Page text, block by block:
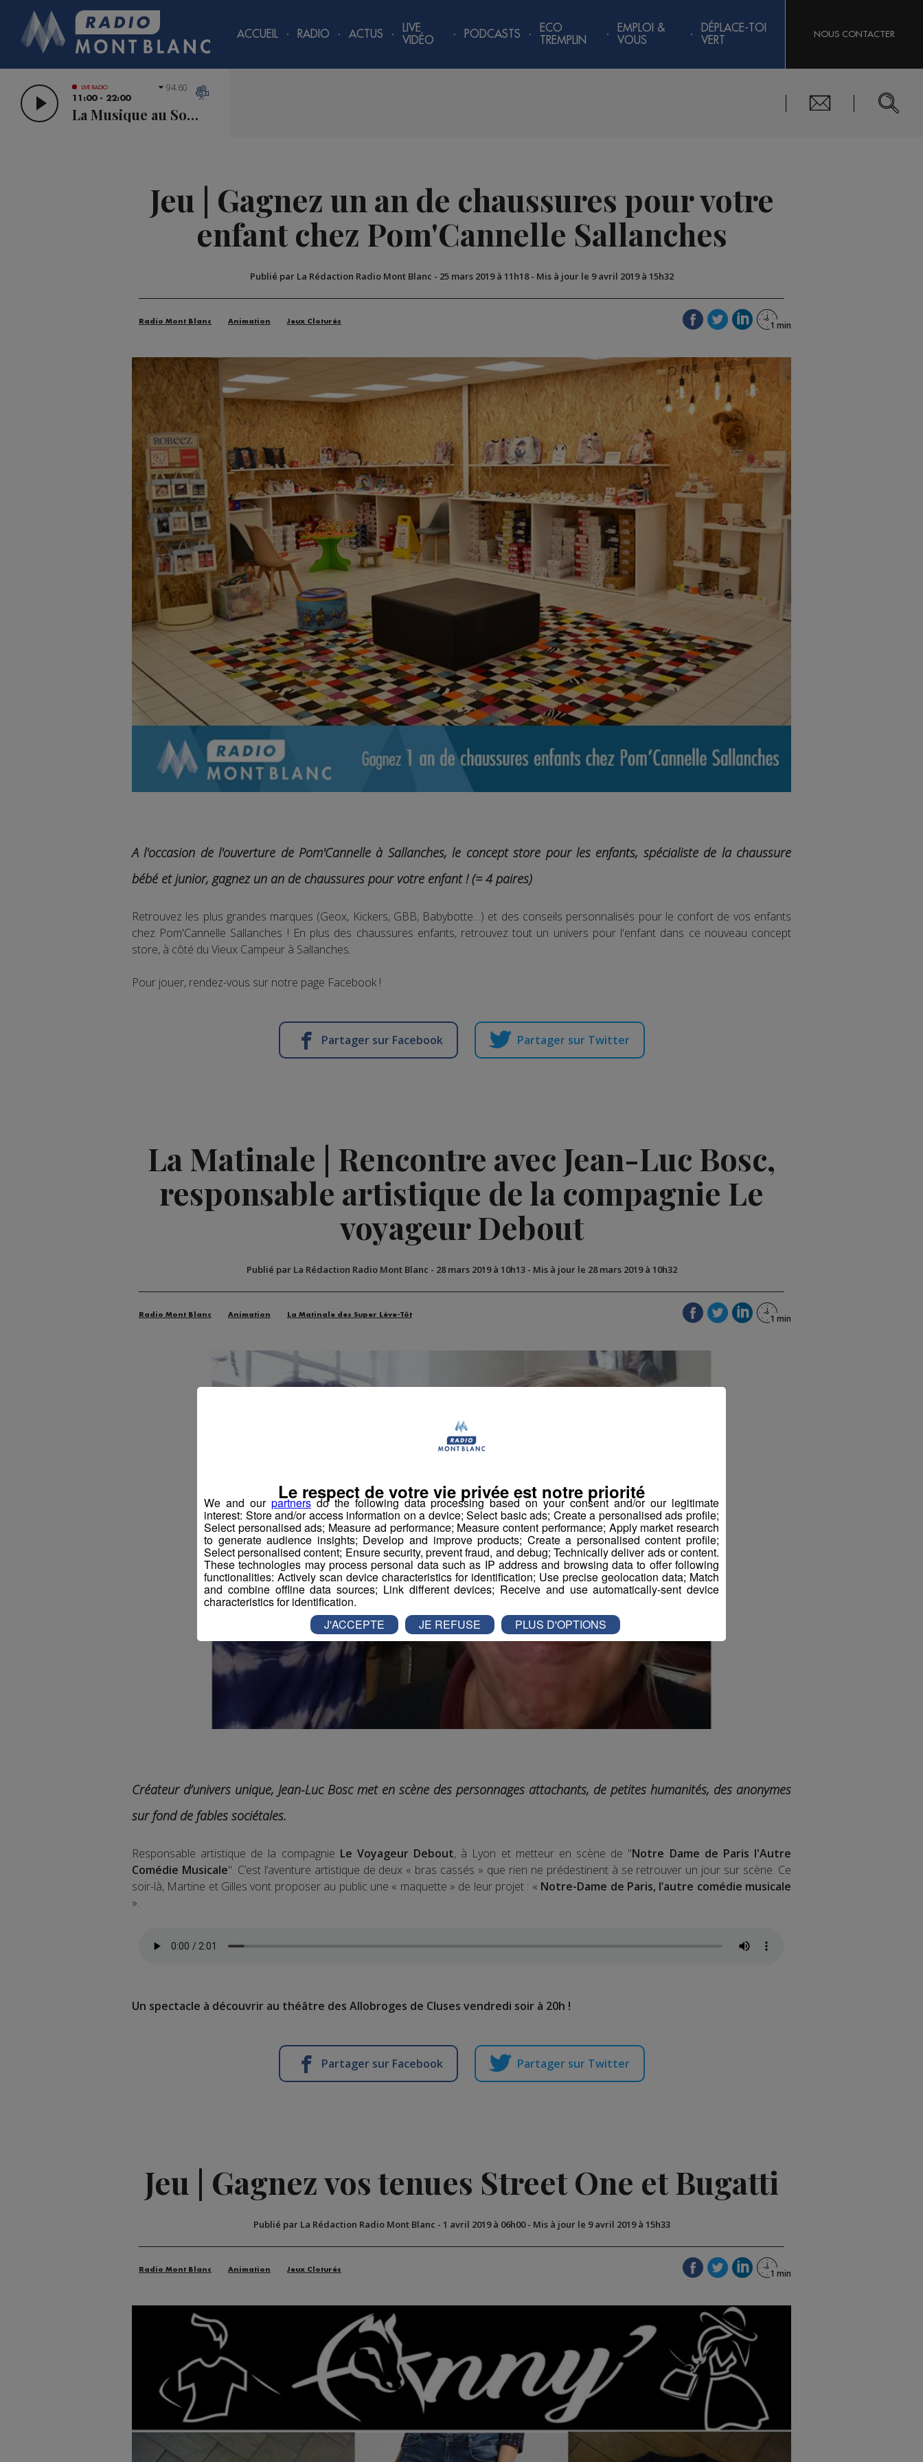
ACCUEIL RADIO ACTUS
LIVE
VIDÉO
PODCASTS
ECO
TREMPLIN
EMPLOI &
VOUS
DÉPLACE-TOI
VERT
NOUS CONTACTER
LIVE RADIO
11:00 - 22:00
La Musique au Sommet
94.60
Jeu | Gagnez un an de chaussures pour votre
enfant chez Pom'Cannelle Sallanches
Publié par La Rédaction Radio Mont Blanc - 25 mars 2019 à 11h18- Mis à jour le 9 avril 2019 à 15h32
Radio Mont Blanc Animation Jeux Cloturés
A l'occasion de l'ouverture de Pom'Cannelle à Sallanches, le concept store pour les enfants, spécialiste de la chaussure
bébé et junior, gagnez un an de chaussures pour votre enfant ! (= 4 paires)
Retrouvez les plus grandes marques (Geox, Kickers, GBB, Babybotte…) et des conseils personnalisés pour le confort de vos enfants
chez Pom'Cannelle Sallanches ! En plus des chaussures enfants, retrouvez tout un univers pour l'enfant dans ce nouveau concept
store, à côté du Vieux Campeur à Sallanches.
Pour jouer, rendez-vous sur notre page Facebook !
Partager sur Facebook Partager sur Twitter
La Matinale | Rencontre avec Jean-Luc Bosc,
responsable artistique de la compagnie Le
voyageur Debout
Publié par La Rédaction Radio Mont Blanc - 28 mars 2019 à 10h13- Mis à jour le 28 mars 2019 à 10h32
Radio Mont Blanc Animation La Matinale des Super Lève-Tôt
Créateur d’univers unique, Jean-Luc Bosc met en scène des personnages attachants, de petites humanités, des anonymes
sur fond de fables sociétales.
Responsable artistique de la compagnie Le Voyageur Debout, à Lyon et metteur en scène de "Notre Dame de Paris l'Autre
Comédie Musicale". C’est l’aventure artistique de deux « bras cassés » que rien ne prédestinent à se retrouver un jour sur scène. Ce
soir-là, Martine et Gilles vont proposer au public une « maquette » de leur projet : « Notre-Dame de Paris, l’autre comédie musicale
».
Un spectacle à découvrir au théâtre des Allobroges de Cluses vendredi soir à 20h !
Partager sur Facebook Partager sur Twitter
Jeu | Gagnez vos tenues Street One et Bugatti
Publié par La Rédaction Radio Mont Blanc - 1 avril 2019 à 06h00- Mis à jour le 9 avril 2019 à 15h33
Radio Mont Blanc Animation Jeux Cloturés
We and our partnersdo the following data processing based on your consent and/or our legitimate
interest: Store and/or access information on a device; Select basic ads; Create a personalised ads profile;
Select personalised ads; Measure ad performance; Measure content performance; Apply market research
to generate audience insights; Develop and improve products; Create a personalised content profile;
Select personalised content; Ensure security, prevent fraud, and debug; Technically deliver ads or content.
These technologies may process personal data such as IP address and browsing data to offer following
functionalities: Actively scan device characteristics for identification; Use precise geolocation data; Match
and combine offline data sources; Link different devices; Receive and use automatically-sent device
characteristics for identification.
Le respect de votre vie privée est notre priorité
J'ACCEPTE JE REFUSE PLUS D'OPTIONS